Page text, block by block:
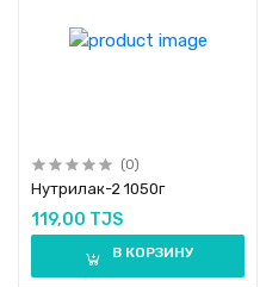
(0)
Нутрилак-2 1050г
119,00 TJS
В КОРЗИНУ